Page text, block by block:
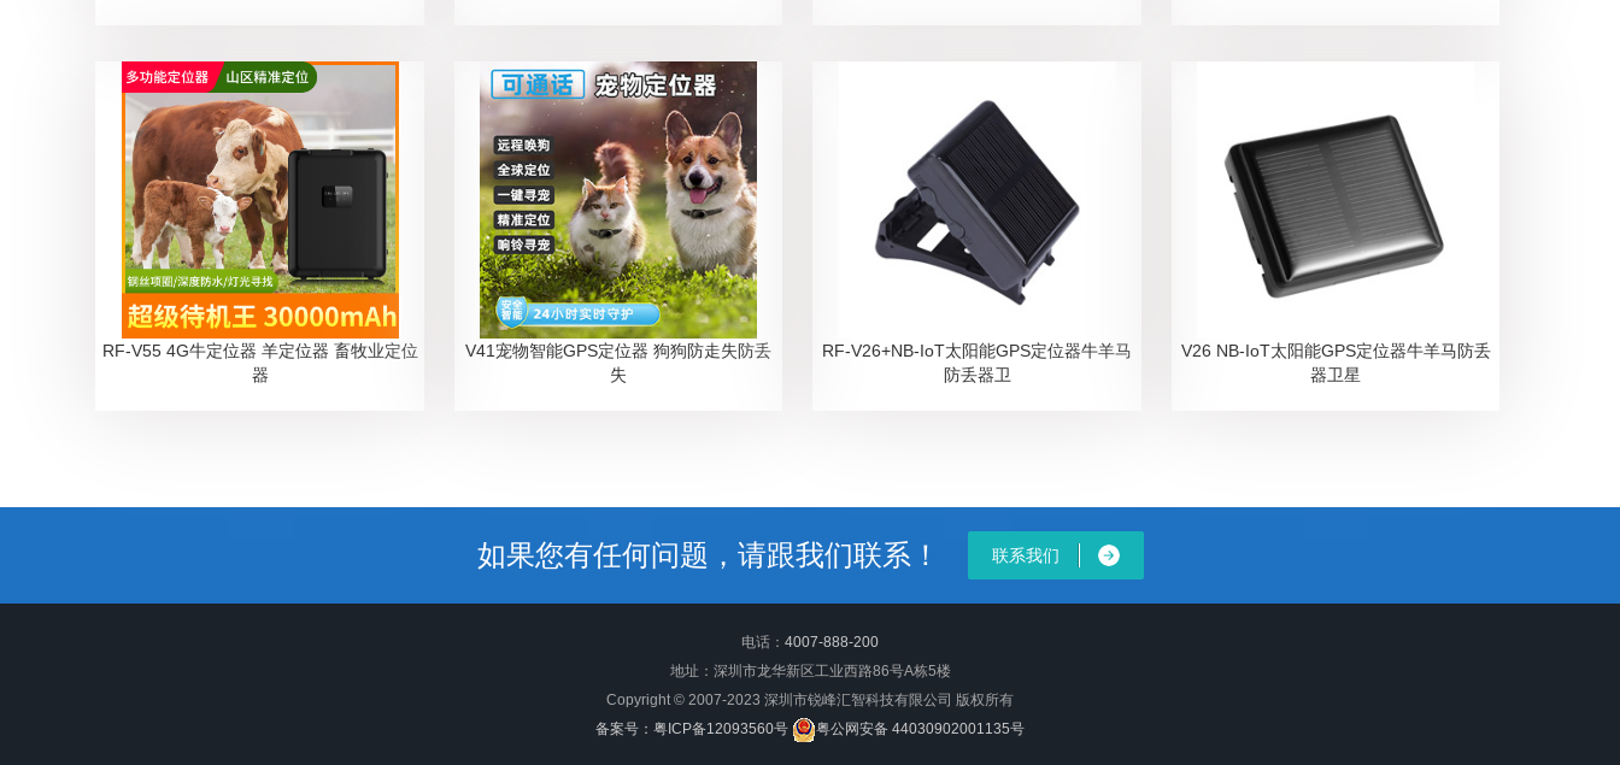
RF-V55 4G牛定位器 羊定位器 畜牧业定位
器
V41宠物智能GPS定位器 狗狗防走失防丢
失
RF-V26+NB-IoT太阳能GPS定位器牛羊马
防丢器卫
V26 NB-IoT太阳能GPS定位器牛羊马防丢
器卫星
如果您有任何问题，请跟我们联系！ 联系我们
电话： 4007-888-200
地址：深圳市龙华新区工业西路86号A栋5楼
Copyright © 2007-2023 深圳市锐峰汇智科技有限公司 版权所有
备案号：粤ICP备12093560号
粤公网安备 44030902001135号